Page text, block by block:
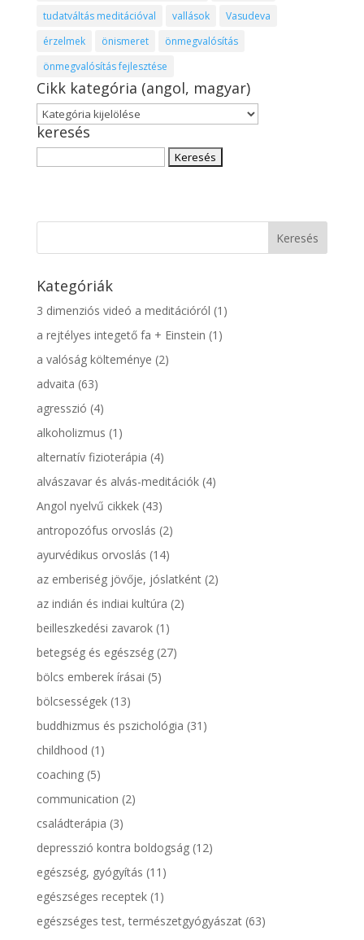
tudatváltás meditációval
vallások
Vasudeva
érzelmek
önismeret
önmegvalósítás
önmegvalósítás fejlesztése
Cikk kategória (angol, magyar)
Cikk
kategória
(angol,
magyar)
keresés
Kategóriák
3 dimenziós videó a meditációról (1)
a rejtélyes integető fa + Einstein (1)
a valóság költeménye (2)
advaita (63)
agresszió (4)
alkoholizmus (1)
alternatív fizioterápia (4)
alvászavar és alvás-meditációk(4)
Angol nyelvű cikkek(43)
antropozófus orvoslás (2)
ayurvédikus orvoslás (14)
az emberiség jövője, jóslatként(2)
az indián és indiai kultúra (2)
beilleszkedési zavarok(1)
betegség és egészség(27)
bölcs emberek írásai (5)
bölcsességek(13)
buddhizmus és pszichológia (31)
childhood (1)
coaching(5)
communication (2)
családterápia (3)
depresszió kontra boldogság(12)
egészség, gyógyítás (11)
egészséges receptek(1)
egészséges test, természetgyógyászat(63)